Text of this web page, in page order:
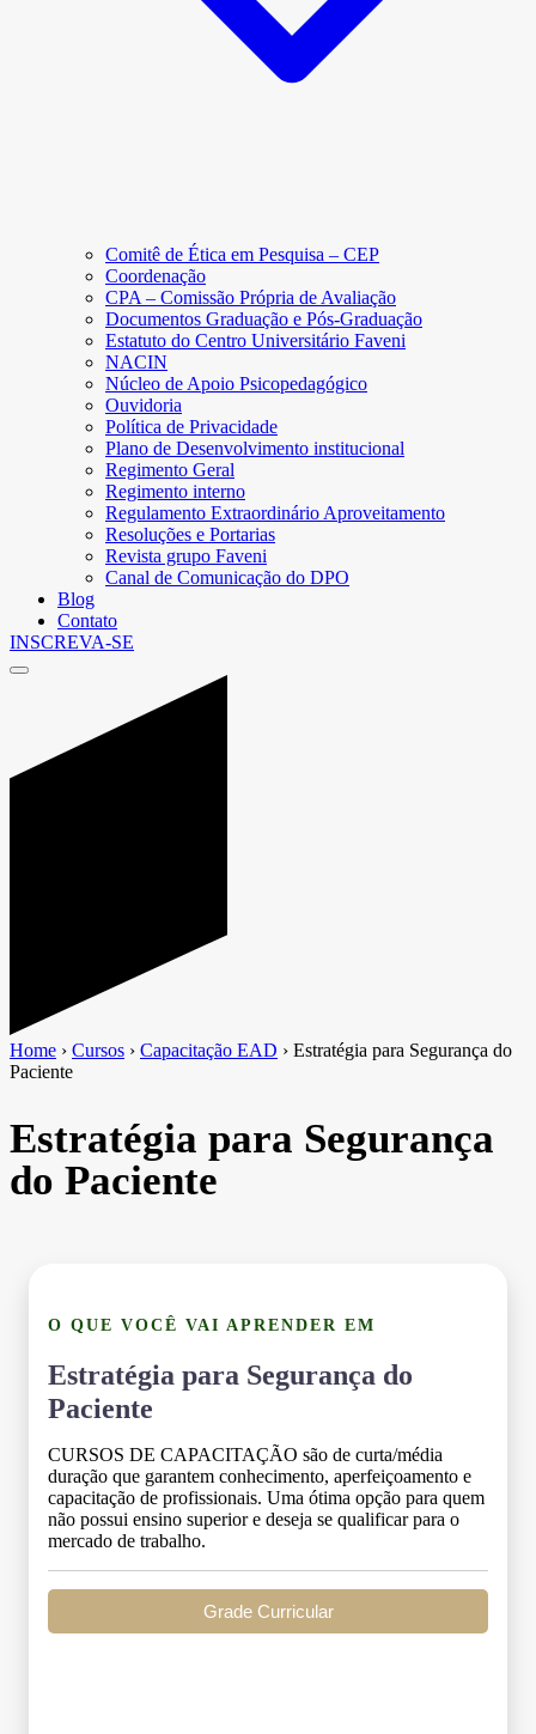
Comitê de Ética em Pesquisa – CEP
Coordenação
CPA – Comissão Própria de Avaliação
Documentos Graduação e Pós-Graduação
Estatuto do Centro Universitário Faveni
NACIN
Núcleo de Apoio Psicopedagógico
Ouvidoria
Política de Privacidade
Plano de Desenvolvimento institucional
Regimento Geral
Regimento interno
Regulamento Extraordinário Aproveitamento
Resoluções e Portarias
Revista grupo Faveni
Canal de Comunicação do DPO
Blog
Contato
INSCREVA-SE
Home › Cursos › Capacitação EAD › Estratégia para Segurança do
Paciente
Estratégia para Segurança
do Paciente
O QUE VOCÊ VAI APRENDER EM
Estratégia para Segurança do
Paciente
CURSOS DE CAPACITAÇÃO são de curta/média
duração que garantem conhecimento, aperfeiçoamento e
capacitação de profissionais. Uma ótima opção para quem
não possui ensino superior e deseja se qualificar para o
mercado de trabalho.
Grade Curricular